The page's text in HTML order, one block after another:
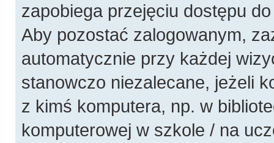
zapobiega przejęciu dostępu
Aby pozostać zalogowanym,
automatycznie przy każdej
stanowczo niezalecane, jeżeli
z kimś komputera, np. w
komputerowej w szkole / na